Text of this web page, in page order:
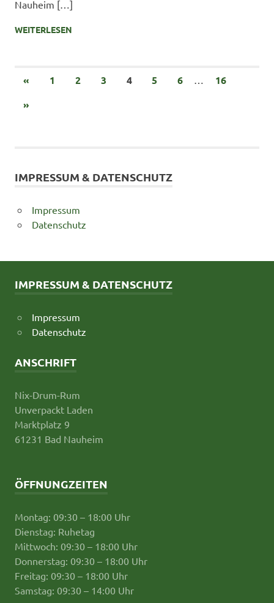
Nauheim […]
WEITERLESEN
Beitragsnavigation
« VORHERIGE
1 2 3 4 5 6
16
NÄCHSTE
»
IMPRESSUM & DATENSCHUTZ
Impressum
Datenschutz
IMPRESSUM & DATENSCHUTZ
Impressum
Datenschutz
ANSCHRIFT
Nix-Drum-Rum
Unverpackt Laden
Marktplatz 9
61231 Bad Nauheim
ÖFFNUNGZEITEN
Montag: 09:30 – 18:00 Uhr
Dienstag: Ruhetag
Mittwoch: 09:30 – 18:00 Uhr
Donnerstag: 09:30 – 18:00 Uhr
Freitag: 09:30 – 18:00 Uhr
Samstag: 09:30 – 14:00 Uhr